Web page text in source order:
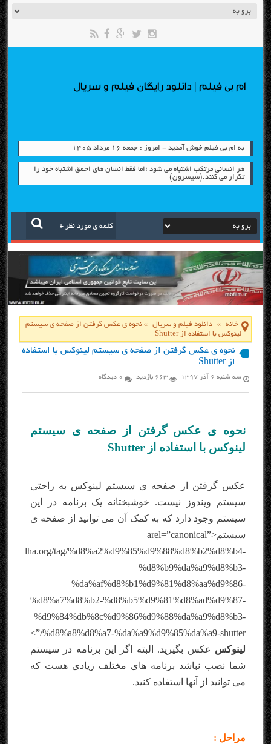
ام بی فیلم | دانلود رایگان فیلم و سریال
به ام بی فیلم خوش آمدید - امروز : جمعه ۱۶ مرداد ۱۴۰۵
هر انسانی مرتکب اشتباه می شود ؛اما فقط انسان های احمق اشتباه خود را
تکرار می کنند.(سیسرون)
خانه » دانلود فیلم و سریال »نحوه ی عکس گرفتن از صفحه ی سیستم
لینوکس با استفاده از Shutter
نحوه ی عکس گرفتن از صفحه ی سیستم لینوکس با استفاده
از Shutter
سه شنبه ۶ آذر ۱۳۹۷ 663 بازدید 0 دیدگاه
نحوه ی عکس گرفتن از صفحه ی سیستم
لینوکس با استفاده از Shutter
عکس گرفتن از صفحه ی سیستم لینوکس به راحتی
سیستم ویندوز نیست. خوشبختانه یک برنامه در این
سیستم وجود دارد که به کمک آن می توانید از صفحه ی
سیستم<arel=”canonical”
tag/%d8%a2%d9%85%d9%88%d8%b2%d8%b4-
%d8%b9%da%a9%d8%b3-
%da%af%d8%b1%d9%81%d8%aa%d9%86-
%d8%a7%d8%b2-%d8%b5%d9%81%d8%ad%d9%87-
%d9%84%db%8c%d9%86%d9%88%da%a9%d8%b3-
%d8%a8%d8%a7-%da%a9%d9%85%da%a9-shutter/”>
لینوکس عکس بگیرید. البته اگر این برنامه در سیستم
شما نصب نباشد برنامه های مختلف زیادی هست که
می توانید از آنها استفاده کنید.
مراحل :